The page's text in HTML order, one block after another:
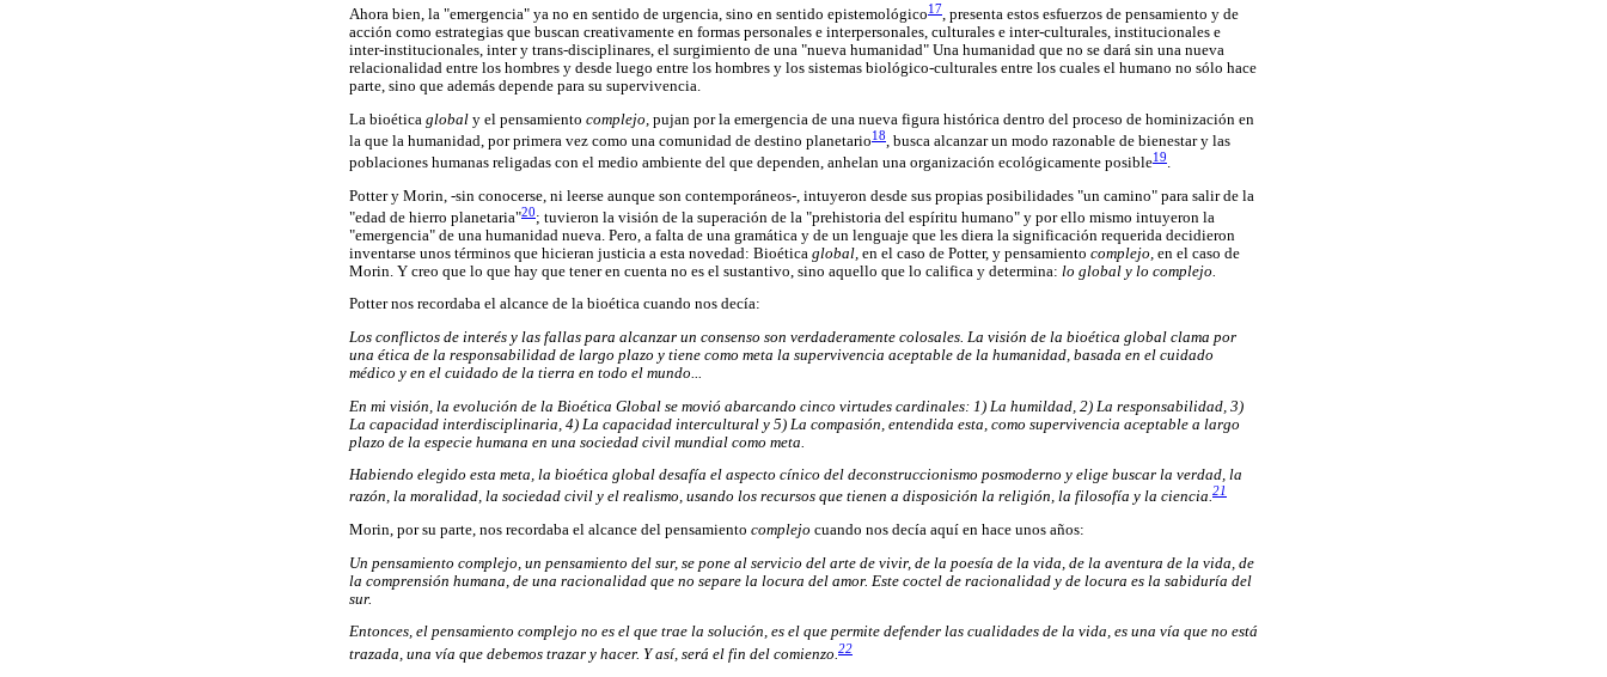
Ahora bien, la "emergencia" ya no en sentido de urgencia, sino en sentido epistemológico17, presenta estos esfuerzos de pensamiento y de
acción como estrategias que buscan creativamente en formas personales e interpersonales, culturales e inter-culturales, institucionales e
inter-institucionales, inter y trans-disciplinares, el surgimiento de una "nueva humanidad" Una humanidad que no se dará sin una nueva
relacionalidad entre los hombres y desde luego entre los hombres y los sistemas biológico-culturales entre los cuales el humano no sólo hace
parte, sino que además depende para su supervivencia.
La bioética global y el pensamiento complejo, pujan por la emergencia de una nueva figura histórica dentro del proceso de hominización en
la que la humanidad, por primera vez como una comunidad de destino planetario18, busca alcanzar un modo razonable de bienestar y las
poblaciones humanas religadas con el medio ambiente del que dependen, anhelan una organización ecológicamente posible19.
Potter y Morin, -sin conocerse, ni leerse aunque son contemporáneos-, intuyeron desde sus propias posibilidades "un camino" para salir de la
"edad de hierro planetaria"20; tuvieron la visión de la superación de la "prehistoria del espíritu humano" y por ello mismo intuyeron la
"emergencia" de una humanidad nueva. Pero, a falta de una gramática y de un lenguaje que les diera la significación requerida decidieron
inventarse unos términos que hicieran justicia a esta novedad: Bioética global, en el caso de Potter, y pensamiento complejo, en el caso de
Morin. Y creo que lo que hay que tener en cuenta no es el sustantivo, sino aquello que lo califica y determina: lo global y lo complejo.
Potter nos recordaba el alcance de la bioética cuando nos decía:
Los conflictos de interés y las fallas para alcanzar un consenso son verdaderamente colosales. La visión de la bioética global clama por
una ética de la responsabilidad de largo plazo y tiene como meta la supervivencia aceptable de la humanidad, basada en el cuidado
médico y en el cuidado de la tierra en todo el mundo...
En mi visión, la evolución de la Bioética Global se movió abarcando cinco virtudes cardinales: 1) La humildad, 2) La responsabilidad, 3)
La capacidad interdisciplinaria, 4) La capacidad intercultural y 5) La compasión, entendida esta, como supervivencia aceptable a largo
plazo de la especie humana en una sociedad civil mundial como meta.
Habiendo elegido esta meta, la bioética global desafía el aspecto cínico del deconstruccionismo posmoderno y elige buscar la verdad, la
razón, la moralidad, la sociedad civil y el realismo, usando los recursos que tienen a disposición la religión, la filosofía y la ciencia.21
Morin, por su parte, nos recordaba el alcance del pensamiento complejo cuando nos decía aquí en hace unos años:
Un pensamiento complejo, un pensamiento del sur, se pone al servicio del arte de vivir, de la poesía de la vida, de la aventura de la vida, de
la comprensión humana, de una racionalidad que no separe la locura del amor. Este coctel de racionalidad y de locura es la sabiduría del
sur.
Entonces, el pensamiento complejo no es el que trae la solución, es el que permite defender las cualidades de la vida, es una vía que no está
trazada, una vía que debemos trazar y hacer. Y así, será el fin del comienzo. 22